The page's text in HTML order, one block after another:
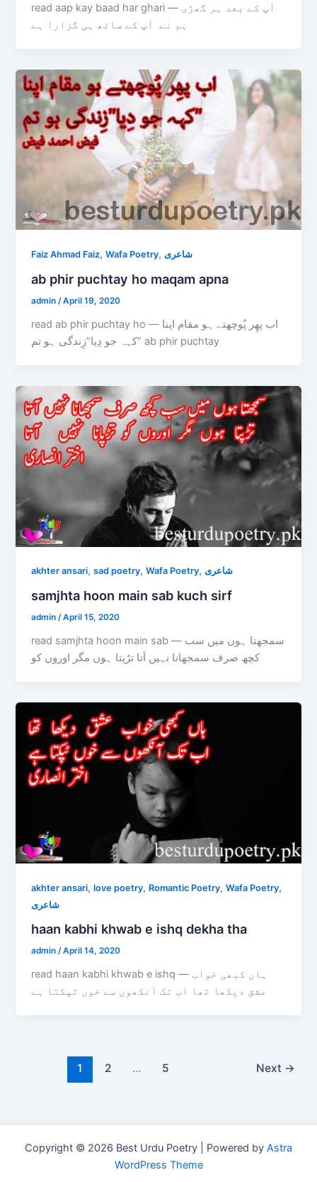
read aap kay baad har ghari — آپ کے بعد ہر گھڑی
ہم نے آپ کے ساتھ ہی گزارا ہے
Faiz Ahmad Faiz,Wafa Poetry,شاعری
ab phir puchtay ho maqam apna
admin/April 19, 2020
read ab phir puchtay ho — اب پھِر پُوچھتے ہو مقام اپنا
کہہ جو دِیا”زِندگی ہو تم” ab phir puchtay
akhter ansari,sad poetry,Wafa Poetry,شاعری
samjhta hoon main sab kuch sirf
admin/April 15, 2020
read samjhta hoon main sab — سمجھتا ہوں میں سب
کچھ صرف سمجھانا نہیں آتا تڑپتا ہوں مگر اوروں کو
akhter ansari,love poetry, Romantic Poetry,Wafa Poetry,
شاعری
haan kabhi khwab e ishq dekha tha
admin/April 14, 2020
read haan kabhi khwab e ishq — ہاں کبھی خواب
عشق دیکھا تھا اب تک آنکھوں سے خوں ٹپکتا ہے
1 2 … 5 Next →
Copyright © 2026 Best Urdu Poetry | Powered by Astra
WordPress Theme